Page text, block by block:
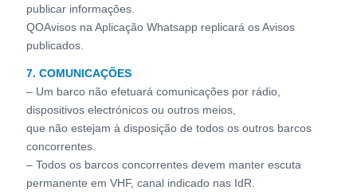
publicar informações.
QOAvisos na Aplicação Whatsapp replicará os Avisos
publicados.
7. COMUNICAÇÕES
– Um barco não efetuará comunicações por rádio,
dispositivos electrónicos ou outros meios,
que não estejam à disposição de todos os outros barcos
concorrentes.
– Todos os barcos concorrentes devem manter escuta
permanente em VHF, canal indicado nas IdR.